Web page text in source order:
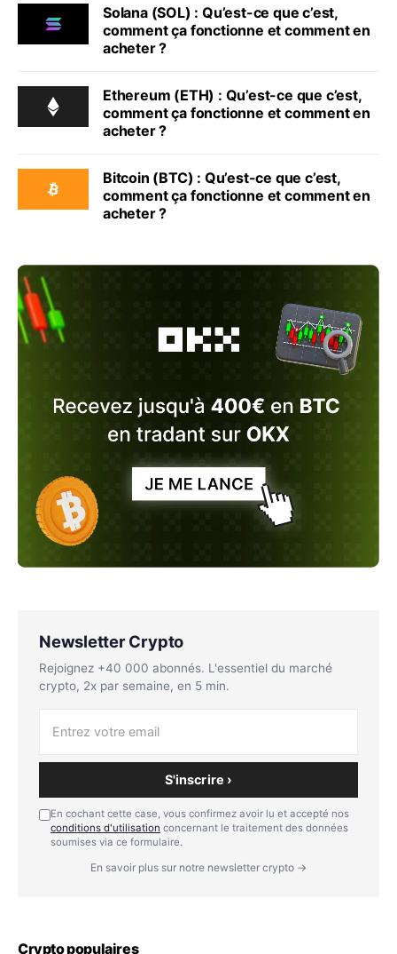
Solana (SOL) : Qu’est-ce que c’est,
comment ça fonctionne et comment en
acheter ?
Ethereum (ETH) : Qu’est-ce que c’est,
comment ça fonctionne et comment en
acheter ?
Bitcoin (BTC) : Qu’est-ce que c’est,
comment ça fonctionne et comment en
acheter ?
Newsletter Crypto
Rejoignez +40 000 abonnés. L'essentiel du marché
crypto, 2x par semaine, en 5 min.
S'inscrire ›
En cochant cette case, vous confirmez avoir lu et accepté nos
conditions d'utilisation concernant le traitement des données
soumises via ce formulaire.
En savoir plus sur notre newsletter crypto →
Crypto populaires